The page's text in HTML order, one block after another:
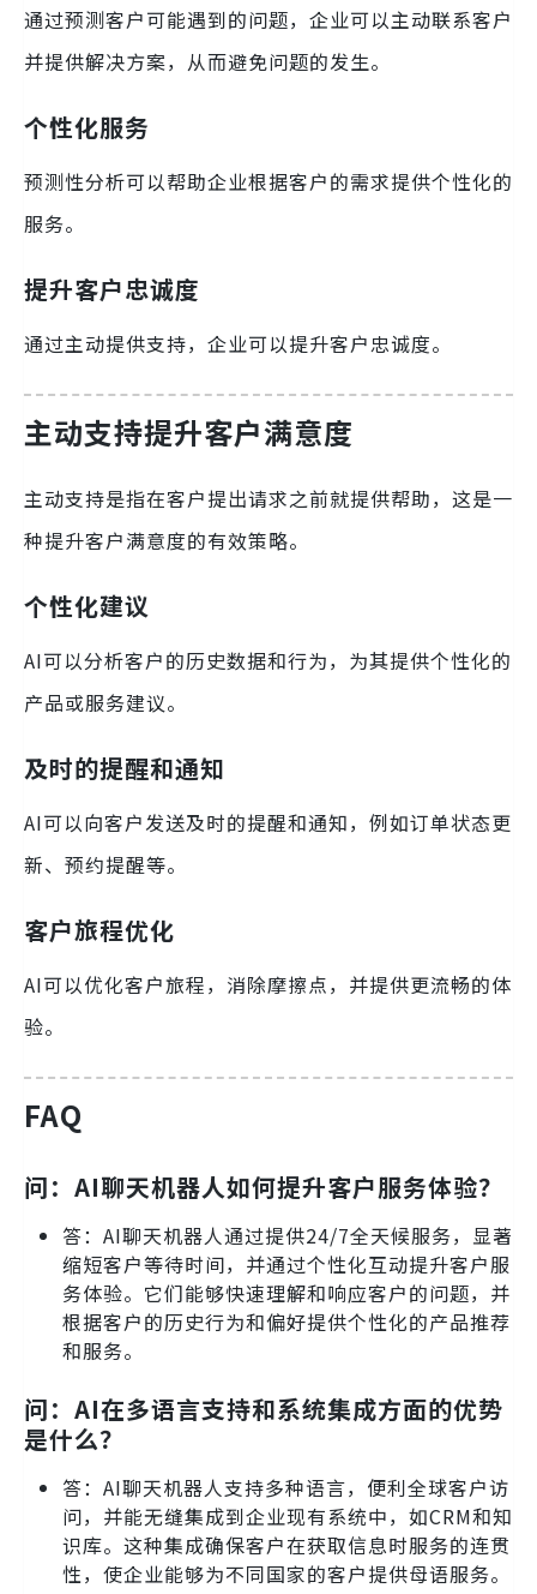
通过预测客户可能遇到的问题，企业可以主动联系客户
并提供解决方案，从而避免问题的发生。
个性化服务
预测性分析可以帮助企业根据客户的需求提供个性化的
服务。
提升客户忠诚度
通过主动提供支持，企业可以提升客户忠诚度。
主动支持提升客户满意度
主动支持是指在客户提出请求之前就提供帮助，这是一
种提升客户满意度的有效策略。
个性化建议
AI可以分析客户的历史数据和行为，为其提供个性化的
产品或服务建议。
及时的提醒和通知
AI可以向客户发送及时的提醒和通知，例如订单状态更
新、预约提醒等。
客户旅程优化
AI可以优化客户旅程，消除摩擦点，并提供更流畅的体
验。
FAQ
问：AI聊天机器人如何提升客户服务体验？
答：AI聊天机器人通过提供24/7全天候服务，显著
缩短客户等待时间，并通过个性化互动提升客户服
务体验。它们能够快速理解和响应客户的问题，并
根据客户的历史行为和偏好提供个性化的产品推荐
和服务。
问：AI在多语言支持和系统集成方面的优势
是什么？
答：AI聊天机器人支持多种语言，便利全球客户访
问，并能无缝集成到企业现有系统中，如CRM和知
识库。这种集成确保客户在获取信息时服务的连贯
性，使企业能够为不同国家的客户提供母语服务。